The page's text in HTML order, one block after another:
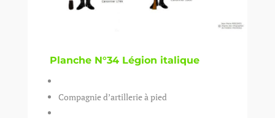
Planche N°34 Légion italique
Compagnie d’artillerie à pied